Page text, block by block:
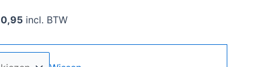
incl. BTW